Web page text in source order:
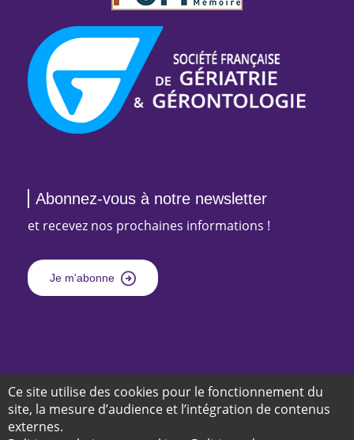
Abonnez-vous à notre newsletter
et recevez nos prochaines informations !
Je m'abonne
Ce site utilise des cookies pour le fonctionnement du
site, la mesure d’audience et l’intégration de contenus
externes.